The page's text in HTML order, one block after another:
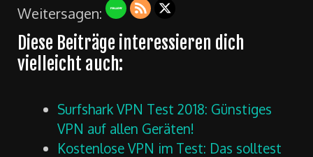
Weitersagen:
Diese Beiträge interessieren dich
vielleicht auch:
Surfshark VPN Test 2018: Günstiges
VPN auf allen Geräten!
Kostenlose VPN im Test: Das solltest